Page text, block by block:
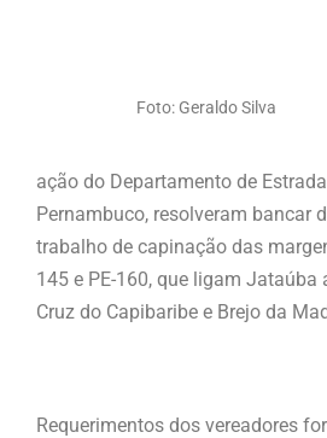
Foto: Geraldo Silva
ação do Departamento de
Pernambuco, resolveram bancar
trabalho de capinação das
145 e PE-160, que ligam Jataúba
Cruz do Capibaribe e Brejo da
Requerimentos dos vereadores